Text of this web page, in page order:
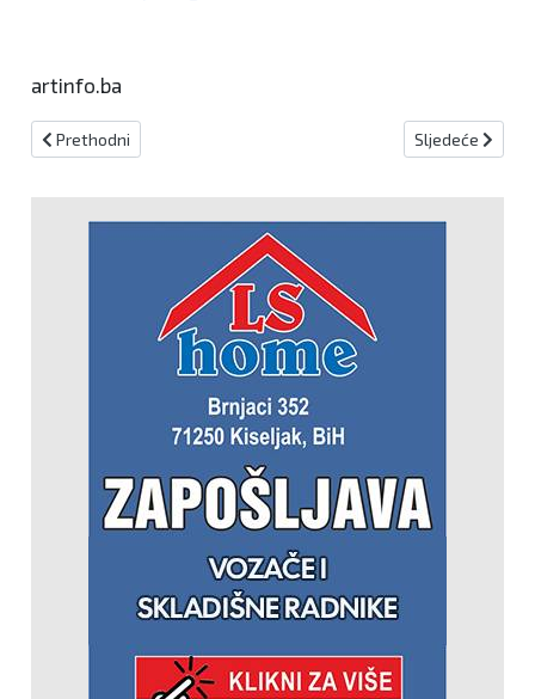
artinfo.ba
Prethodni članak: U drugom dijelu dana mogući lokalni pljuskovi
Prethodni Sljedeći
Sljedeće